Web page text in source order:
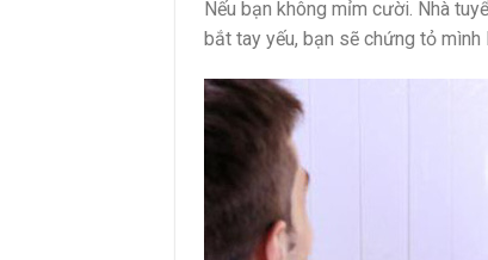
Nếu bạn không mỉm cười. Nhà
bắt tay yếu, bạn sẽ chứng tỏ